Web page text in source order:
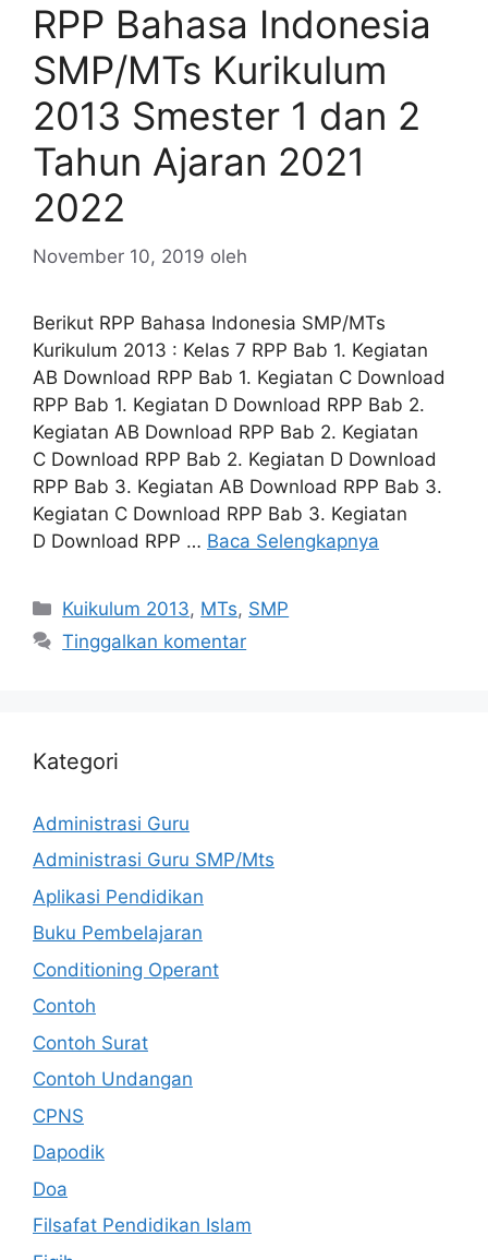
RPP Bahasa Indonesia
SMP/MTs Kurikulum
2013 Smester 1 dan 2
Tahun Ajaran 2021
2022
November 10, 2019 oleh
Berikut RPP Bahasa Indonesia SMP/MTs
Kurikulum 2013 : Kelas 7 RPP Bab 1. Kegiatan
AB Download RPP Bab 1. Kegiatan C Download
RPP Bab 1. Kegiatan D Download RPP Bab 2.
Kegiatan AB Download RPP Bab 2. Kegiatan
C Download RPP Bab 2. Kegiatan D Download
RPP Bab 3. Kegiatan AB Download RPP Bab 3.
Kegiatan C Download RPP Bab 3. Kegiatan
D Download RPP … Baca Selengkapnya
Kategori
Kuikulum 2013, MTs, SMP
Tinggalkan komentar
Kategori
Administrasi Guru
Administrasi Guru SMP/Mts
Aplikasi Pendidikan
Buku Pembelajaran
Conditioning Operant
Contoh
Contoh Surat
Contoh Undangan
CPNS
Dapodik
Doa
Filsafat Pendidikan Islam